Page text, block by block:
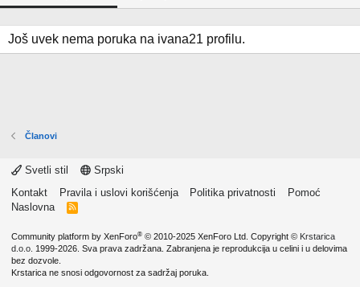
Još uvek nema poruka na ivana21 profilu.
Članovi
Svetli stil
Srpski
Kontakt
Pravila i uslovi korišćenja Politika privatnosti
Pomoć
Naslovna
R
Community platform by XenForo® © 2010-2025 XenForo Ltd. Copyright © Krstarica
d.o.o. 1999-2026. Sva prava zadržana. Zabranjena je reprodukcija u celini i u delovima
bez dozvole.
Krstarica ne snosi odgovornost za sadržaj poruka.